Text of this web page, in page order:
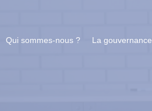
Qui sommes-nous ? La gouvernance